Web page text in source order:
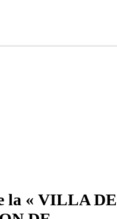
la « VILLA DE